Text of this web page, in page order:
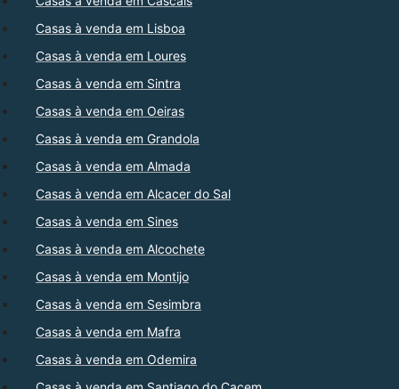
Casas à venda em Lisboa
Casas à venda em Loures
Casas à venda em Sintra
Casas à venda em Oeiras
Casas à venda em Grandola
Casas à venda em Almada
Casas à venda em Alcacer do Sal
Casas à venda em Sines
Casas à venda em Alcochete
Casas à venda em Montijo
Casas à venda em Sesimbra
Casas à venda em Mafra
Casas à venda em Odemira